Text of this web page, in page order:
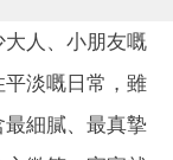
人、小朋友嘅
淡嘅日常，雖
細膩、最真摯